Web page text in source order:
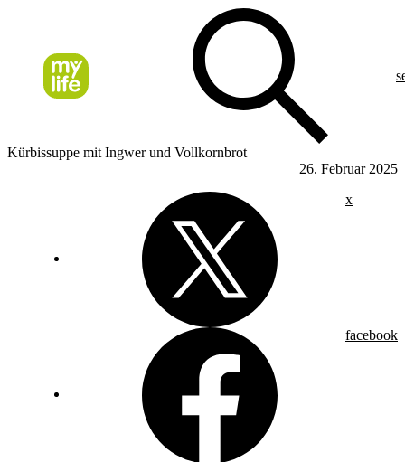
Kürbissuppe mit Ingwer und Vollkornbrot
26. Februar 2025
x
facebook